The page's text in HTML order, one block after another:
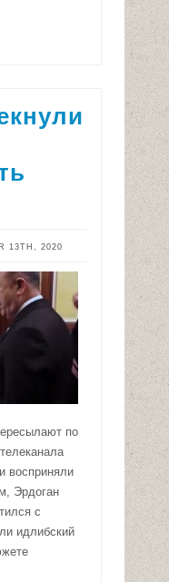
13TH, 2020
по
восприняли
Эрдоган
с
идлибский